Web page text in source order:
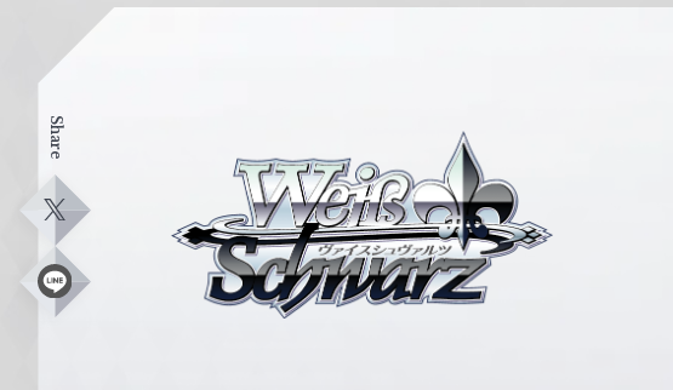
Share
X
L
ス